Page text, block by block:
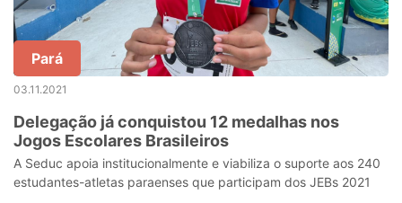
Pará
03.11.2021
Delegação já conquistou 12 medalhas nos
Jogos Escolares Brasileiros
A Seduc apoia institucionalmente e viabiliza o suporte aos 240
estudantes-atletas paraenses que participam dos JEBs 2021